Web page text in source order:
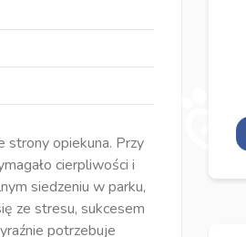
strony opiekuna. Przy
cierpliwości i
siedzeniu w parku,
ze stresu, sukcesem
potrzebuje